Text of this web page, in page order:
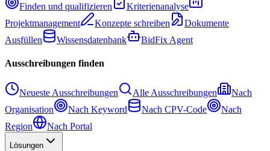
Finden und qualifizieren
Kriterienanalyse
Projektmanagement
Konzepte schreiben
Dokumente
Ausfüllen
Wissensdatenbank BidFix Agent
Ausschreibungen finden
Neueste Ausschreibungen Alle Ausschreibungen
Nach
Organisation
Nach Keyword Nach CPV-Code
Nach
Region
Nach Portal
Lösungen